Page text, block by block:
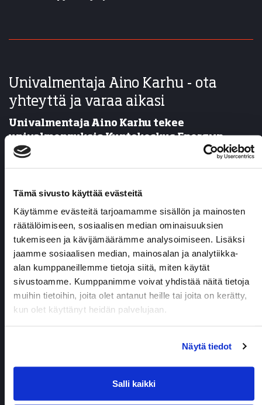
Tämä sivusto käyttää evästeitä
Käytämme evästeitä tarjoamamme sisällön ja mainosten
räätälöimiseen, sosiaalisen median ominaisuuksien
tukemiseen ja kävijämäärämme analysoimiseen. Lisäksi
jaamme sosiaalisen median, mainosalan ja analytiikka-
alan kumppaneillemme tietoja siitä, miten käytät
sivustoamme. Kumppanimme voivat yhdistää näitä tietoja
muihin tietoihin, joita olet antanut heille tai joita on kerätty,
kun olet käyttänyt heidän palvelujaan.
Näytä tiedot
Salli kaikki
Univalmentaja Aino Karhu - ota
yhteyttä ja varaa aikasi
Univalmentaja Aino Karhu tekee
univalmennuksia Kuntokeskus Energyn
toimipisteissä Joensuussa ja Kuopiossa. Lue
sairaanhoitaja ja työterveyshoitaja vahvalla
terveydenhuollon ammattitaidolla ja pitkällä
työkokemuksella. Lisäksi olen kouluttautunut
voimavarakeskeiseksi työnohjaajaksi (STOry) sekä
ratkaisukeskeiseksi lyhytterapeutiksi.
Minulla on kokonaisvaltainen työote, jossa käytän
koko ammattitaitoani asiakkaan
ohjaamistilanteissa.
asiat ja olen huomannut, että uneen liittyy paljon
tilannetta mm. ajatukset “minun on pakko saada
nyt unta, muuten huomenna en jaksa olla töissä”.
Uni usein karkaa, kun mieli on rauhattomassa